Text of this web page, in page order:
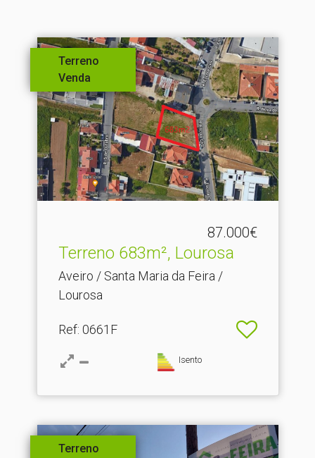
Terreno
Venda
87.000€
Terreno 683m², Lourosa
Aveiro / Santa Maria da Feira /
Lourosa
Ref: 0661F
Isento
Terreno